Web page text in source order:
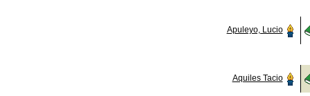
Apuleyo, Lucio
Aquiles Tacio